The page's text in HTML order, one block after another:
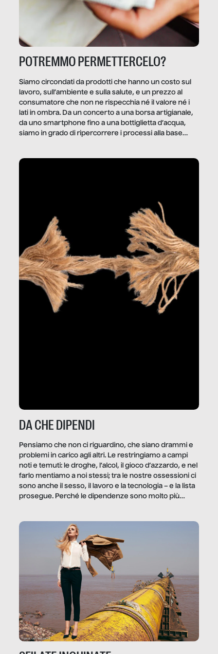
POTREMMO PERMETTERCELO?
Siamo circondati da prodotti che hanno un costo sul
lavoro, sull’ambiente e sulla salute, e un prezzo al
consumatore che non ne rispecchia né il valore né i
lati in ombra. Da un concerto a una borsa artigianale,
da uno smartphone fino a una bottiglietta d’acqua,
siamo in grado di ripercorrere i processi alla base
dietro gli oggetti e i servizi che fanno la nostra vita
DA CHE DIPENDI
Pensiamo che non ci riguardino, che siano drammi e
problemi in carico agli altri. Le restringiamo a campi
noti e temuti: le droghe, l’alcol, il gioco d’azzardo, e nel
farlo mentiamo a noi stessi; tra le nostre ossessioni ci
sono anche il sesso, il lavoro e la tecnologia – e la lista
prosegue. Perché le dipendenze sono molto più
trae un guadagno. In questo reportage vediamo
quale e come.